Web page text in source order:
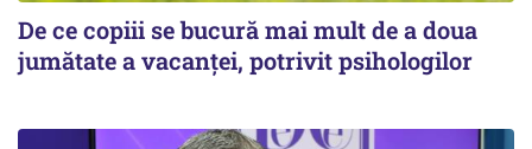
De ce copiii se bucură mai mult de a doua
jumătate a vacanței, potrivit psihologilor